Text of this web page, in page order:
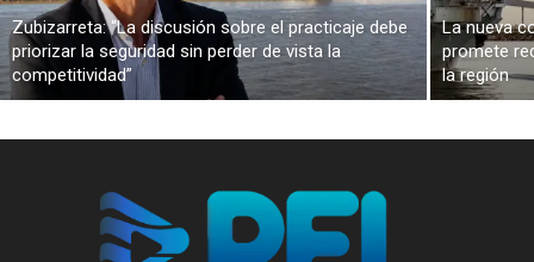
Zubizarreta: “La discusión sobre el practicaje debe
priorizar la seguridad sin perder de vista la
competitividad”
La nueva
promete
la región